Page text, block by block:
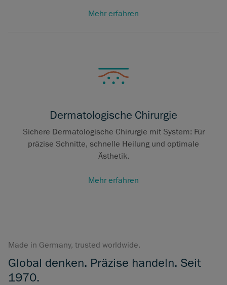
Mehr erfahren
Dermatologische Chirurgie
Sichere Dermatologische Chirurgie mit System: Für
präzise Schnitte, schnelle Heilung und optimale
Ästhetik.
Mehr erfahren
Made in Germany, trusted worldwide.
Global denken. Präzise handeln. Seit
1970.